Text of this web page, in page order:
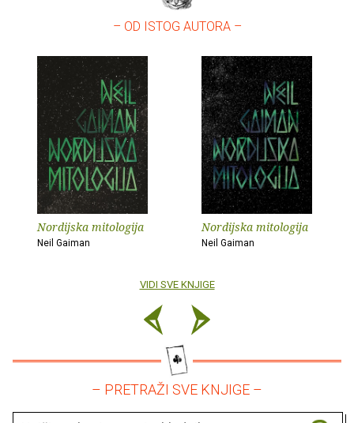
– OD ISTOG AUTORA –
Nordijska mitologija
Neil Gaiman
Nordijska mitologija
Neil Gaiman
VIDI SVE KNJIGE
– PRETRAŽI SVE KNJIGE –